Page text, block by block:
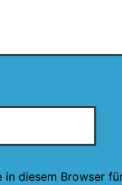
diesem Browser